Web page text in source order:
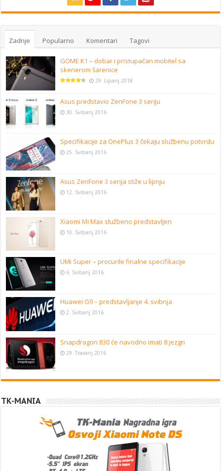
Zadnje Popularno Komentari Tagovi
GOME K1 – dobar i pristupačan mobitel sa
skenerom šarenice
29. Lipanj 2018
Asus predstavio ZenFone 3 seriju
30. Svibanj 2016
Specifikacije za OnePlus 3 čekaju službenu potvrdu
25. Svibanj 2016
Asus ZenFone 3 serija stiže u lipnju
12. Svibanj 2016
Xiaomi Mi Max službeno predstavljen
10. Svibanj 2016
UMi Super – procurile finalne specifikacije
6. Svibanj 2016
Huawei G9 – predstavljanje 4. svibnja
2. Svibanj 2016
Snapdragon 830 će navodno imati 8 jezgri
29. Travanj 2016
TK-MANIA